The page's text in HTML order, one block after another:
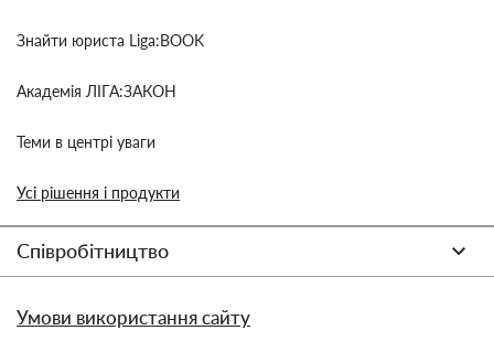
Знайти юриста Liga:BOOK
Академія ЛІГА:ЗАКОН
Теми в центрі уваги
Усі рішення і продукти
Співробітництво
Умови використання сайту